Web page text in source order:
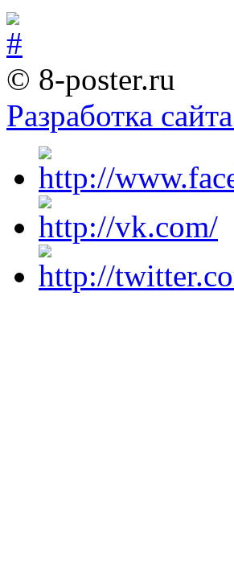
© 8-poster.ru
Разработка